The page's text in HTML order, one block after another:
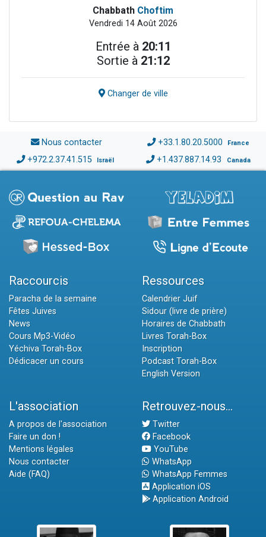
Chabbath Choftim
Vendredi 14 Août 2026
Entrée à 20:11
Sortie à 21:12
Changer de ville
Nous contacter +33.1.80.20.5000 France
+972.2.37.41.515 Israël +1.437.887.14.93 Canada
Raccourcis
Paracha de la semaine
Fêtes Juives
News
Cours Mp3-Vidéo
Yéchiva Torah-Box
Dédicacer un cours
Ressources
Calendrier Juif
Sidour (livre de prière)
Horaires de Chabbath
Livres Torah-Box
Inscription
Podcast Torah-Box
English Version
L'association
A propos de l'association
Faire un don !
Mentions légales
Nous contacter
Aide (FAQ)
Retrouvez-nous...
Twitter
Facebook
YouTube
WhatsApp
WhatsApp Femmes
Application iOS
Application Android